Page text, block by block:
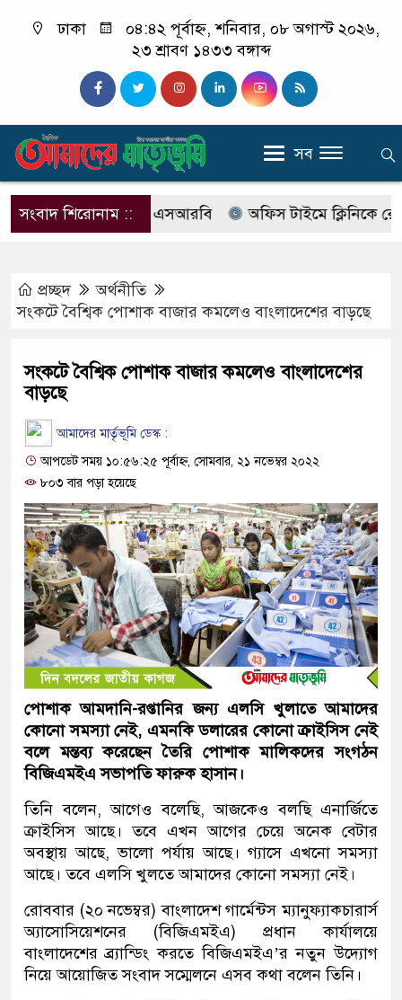
ঢাকা
০৪:৪২ পূর্বাহ্ন, শনিবার, ০৮ অগাস্ট ২০২৬,
২৩ শ্রাবণ ১৪৩৩ বঙ্গাব্দ
সব
সংবাদ শিরোনাম ::
নাম বদলে আসছে এসআরবি অফিস টাইমে ক্লিনিকে রোগী
প্রচ্ছদ
অর্থনীতি
সংকটে বৈশ্বিক পোশাক বাজার কমলেও বাংলাদেশের বাড়ছে
সংকটে বৈশ্বিক পোশাক বাজার কমলেও বাংলাদেশের
বাড়ছে
আমাদের মার্তৃভূমি ডেস্ক :
আপডেট সময় ১০:৫৬:২৫ পূর্বাহ্ন, সোমবার, ২১ নভেম্বর ২০২২
৮০৩ বার পড়া হয়েছে
পোশাক আমদানি-রপ্তানির জন্য এলসি খুলাতে আমাদের
কোনো সমস্যা নেই, এমনকি ডলারের কোনো ক্রাইসিস নেই
বলে মন্তব্য করেছেন তৈরি পোশাক মালিকদের সংগঠন
বিজিএমইএ সভাপতি ফারুক হাসান।
তিনি বলেন, আগেও বলেছি, আজকেও বলছি এনার্জিতে
ক্রাইসিস আছে। তবে এখন আগের চেয়ে অনেক বেটার
অবস্থায় আছে, ভালো পর্যায় আছে। গ্যাসে এখনো সমস্যা
আছে। তবে এলসি খুলতে আমাদের কোনো সমস্যা নেই।
রোববার (২০ নভেম্বর) বাংলাদেশ গার্মেন্টস ম্যানুফ্যাকচারার্স
অ্যাসোসিয়েশনের (বিজিএমইএ) প্রধান কার্যালয়ে
বাংলাদেশের ব্র্যান্ডিং করতে বিজিএমইএ’র নতুন উদ্যোগ
নিয়ে আয়োজিত সংবাদ সম্মেলনে এসব কথা বলেন তিনি।